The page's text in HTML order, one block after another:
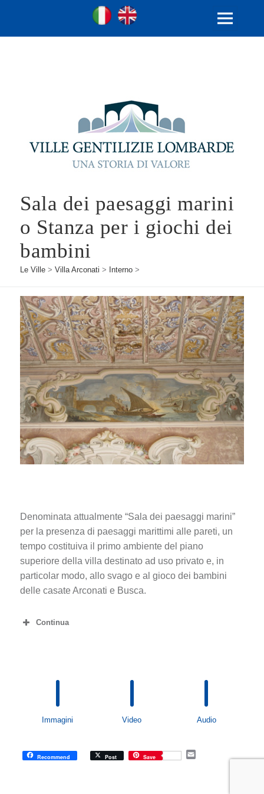
Ville Gentilizie Lombarde
Ita
MENU
Sala dei paesaggi marini
o Stanza per i giochi dei
bambini
Le Ville >Villa Arconati > Interno >
Denominata attualmente “Sala dei paesaggi marini”
per la presenza di paesaggi marittimi alle pareti, un
tempo costituiva il primo ambiente del piano
superiore della villa destinato ad uso privato e, in
particolar modo, allo svago e al gioco dei bambini
delle casate Arconati e Busca.
Continua
Immagini Video Audio
Recommend Post Save